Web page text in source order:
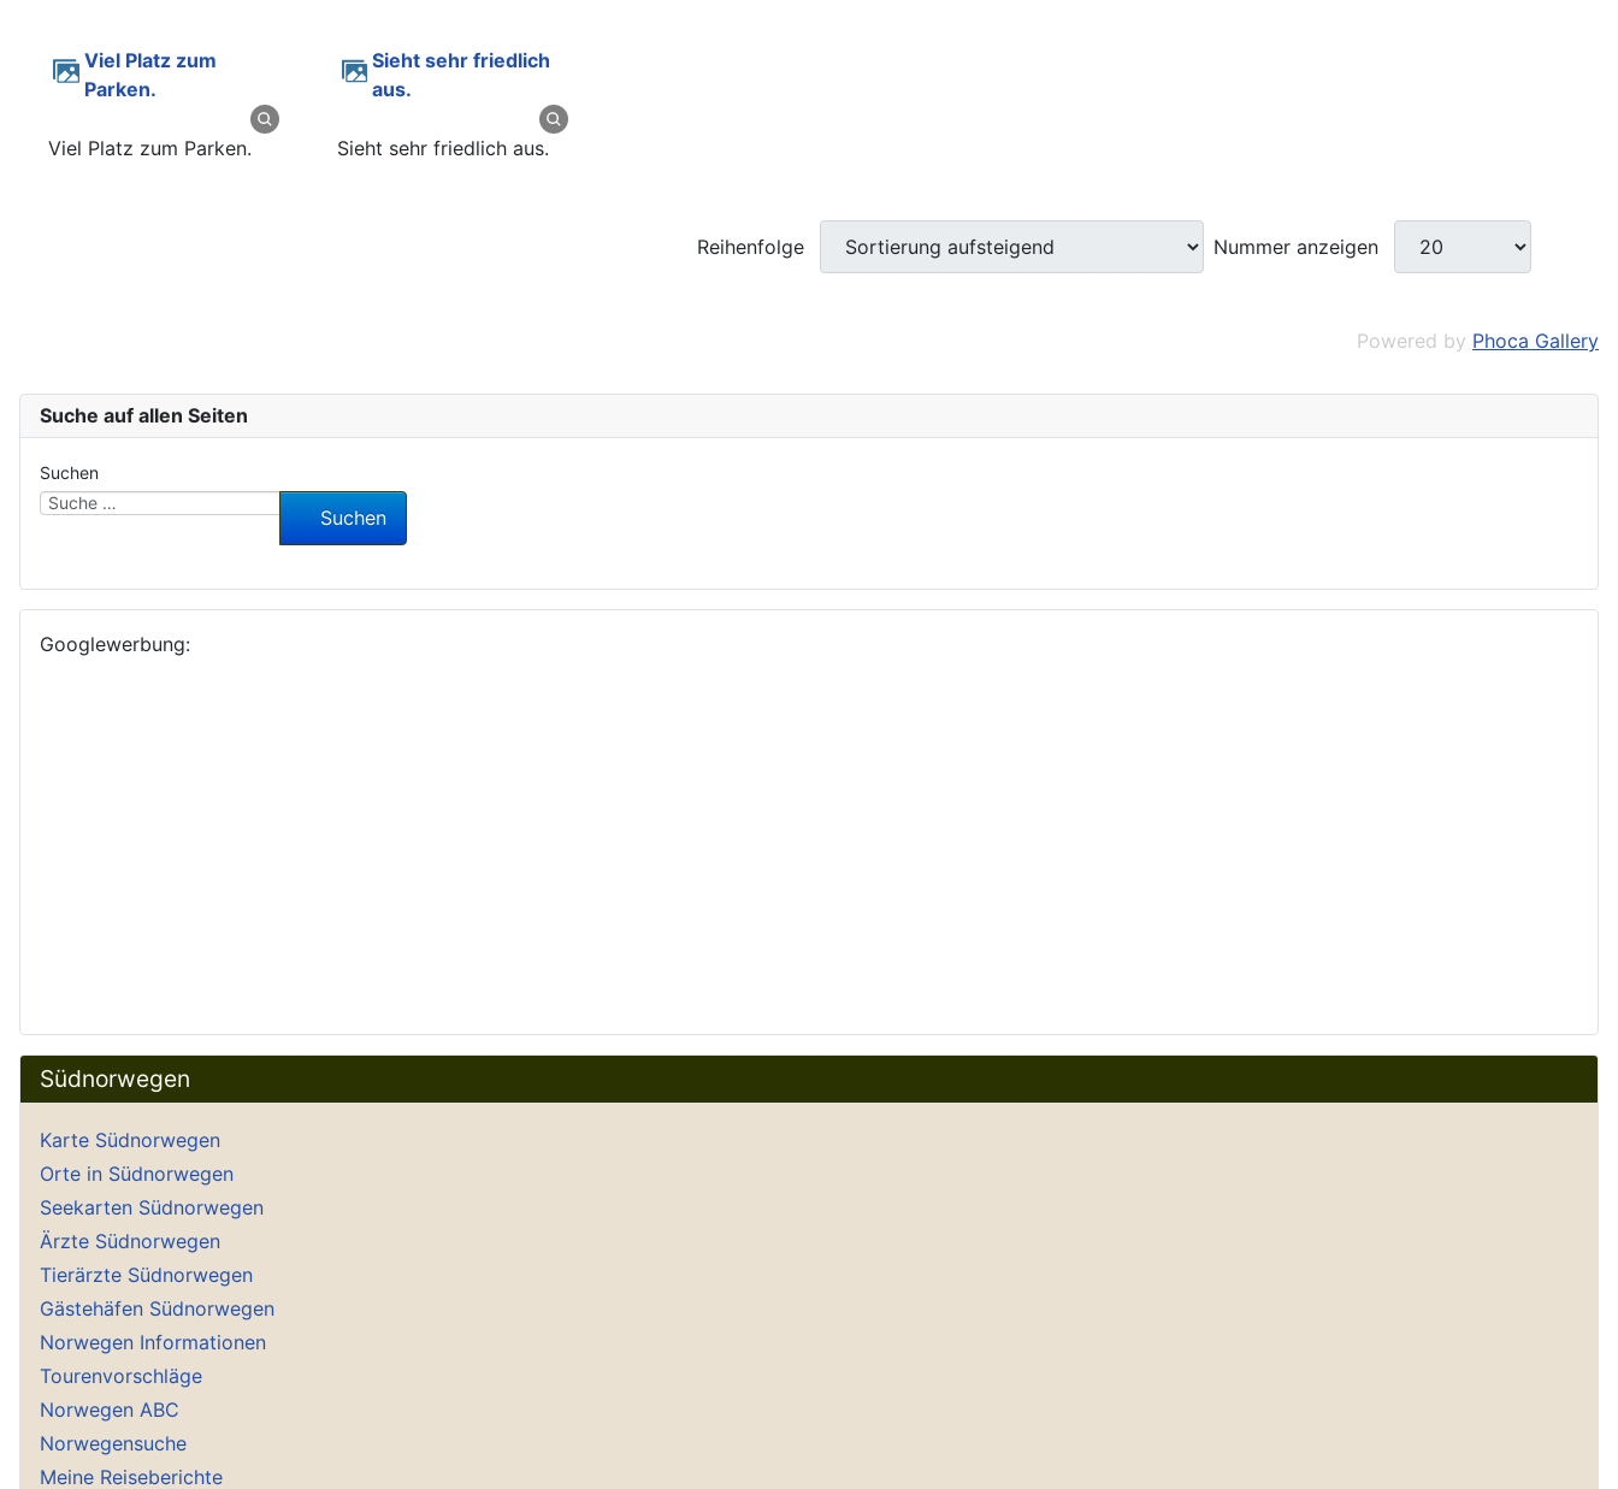
Südnorwegen
Karte Südnorwegen
Orte in Südnorwegen
Seekarten Südnorwegen
Ärzte Südnorwegen
Tierärzte Südnorwegen
Gästehäfen Südnorwegen
Norwegen Informationen
Tourenvorschläge
Norwegen ABC
Norwegensuche
Meine Reiseberichte
Viel Platz zum
Parken.
Viel Platz zum Parken.
Sieht sehr friedlich
aus.
Sieht sehr friedlich aus.
Reihenfolge Nummer anzeigen
Powered by Phoca Gallery
Suche auf allen Seiten
Suchen
Suchen
Googlewerbung: